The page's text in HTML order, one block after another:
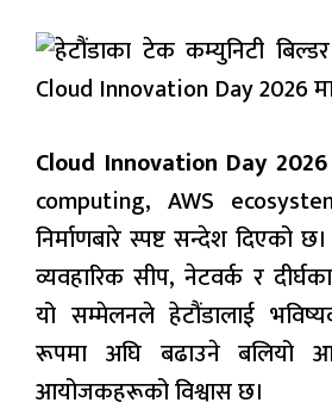
Cloud Innovation Day 2026
computing, AWS
निर्माणबारे स्पष्ट सन्देश दिएको
व्यवहारिक सीप, नेटवर्क र
यो सम्मेलनले हेटौंडालाई
रूपमा अघि बढाउने बलियो
आयोजकहरूको विश्वास छ।